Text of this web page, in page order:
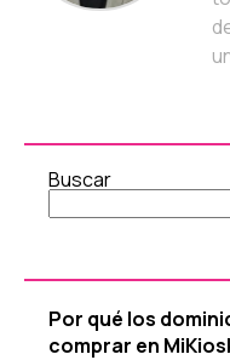
Buscar
Por qué los
comprar en